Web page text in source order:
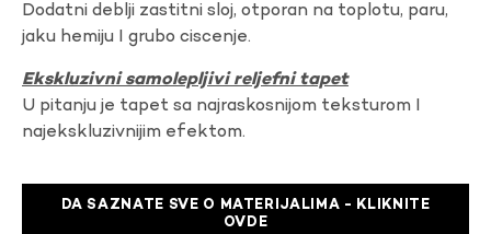
Dodatni deblji zastitni sloj, otporan na toplotu, paru,
jaku hemiju I grubo ciscenje.
Ekskluzivni samolepljivi reljefni tapet
U pitanju je tapet sa najraskosnijom teksturom I
najekskluzivnijim efektom.
DA SAZNATE SVE O MATERIJALIMA - KLIKNITE
OVDE